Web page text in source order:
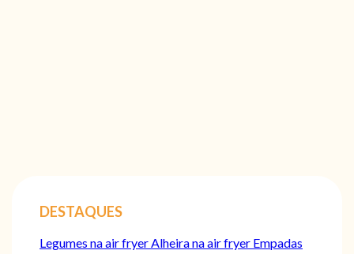
DESTAQUES
Legumes na air fryerAlheira na air fryer Empadas